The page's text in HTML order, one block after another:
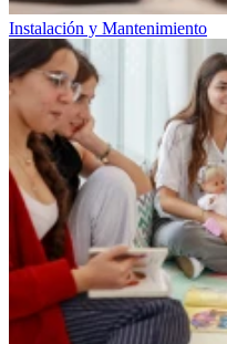
Instalación y Mantenimiento